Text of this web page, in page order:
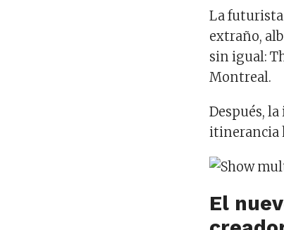
La futurista
extraño,
sin igual:
Montreal.
Después,
itinerancia
El